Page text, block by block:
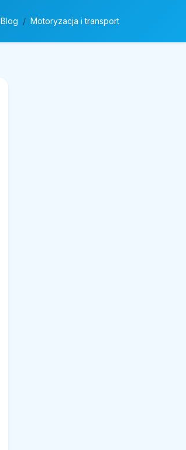
Blog Motoryzacja i transport